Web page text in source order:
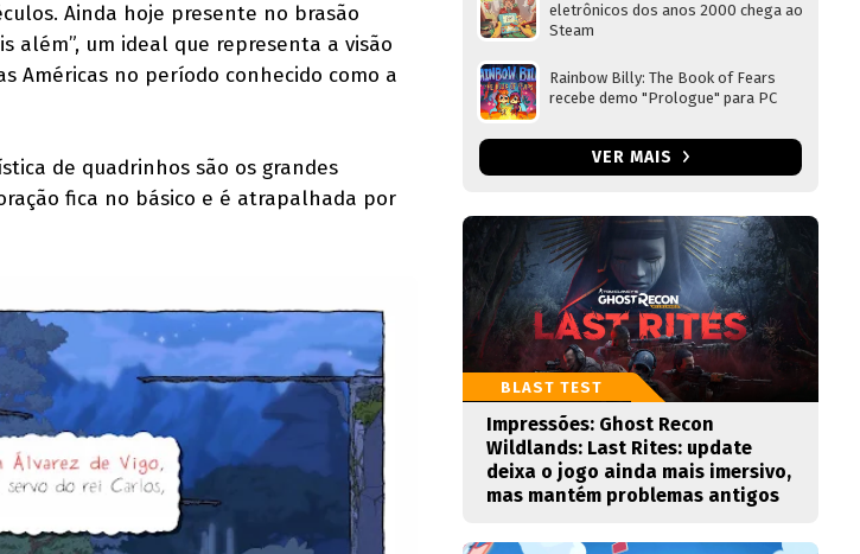
Ainda hoje presente no brasão
além”, um ideal que representa a visão
Américas no período conhecido como a
de quadrinhos são os grandes
fica no básico e é atrapalhada por
eletrônicos dos anos 2000 chega ao
Steam
Rainbow Billy: The Book of Fears
recebe demo "Prologue" para PC
VER MAIS
BLAST TEST
Impressões: Ghost Recon
Wildlands: Last Rites: update
deixa o jogo ainda mais imersivo,
mas mantém problemas antigos